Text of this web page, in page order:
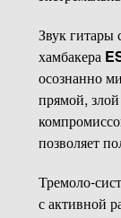
Звук гитары
хамбакера
осознанно
прямой,
позволяет
Тремоло-
с активной